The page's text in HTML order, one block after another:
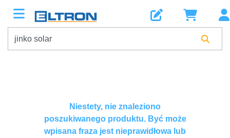
Niestety, nie znaleziono
poszukiwanego produktu. Być może
wpisana fraza jest nieprawidłowa lub